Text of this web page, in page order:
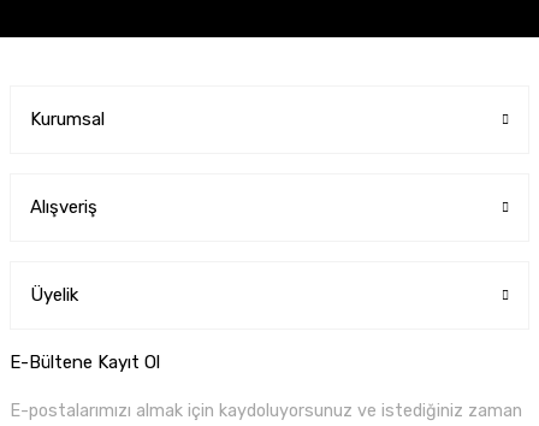
Kurumsal
Alışveriş
Üyelik
E-Bültene Kayıt Ol
E-postalarımızı almak için kaydoluyorsunuz ve istediğiniz zaman